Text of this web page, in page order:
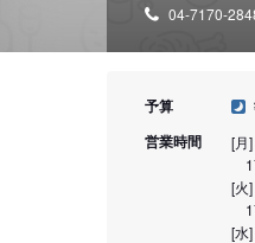
04-7170-
予算
営業時間
[月]
[火]
[水]